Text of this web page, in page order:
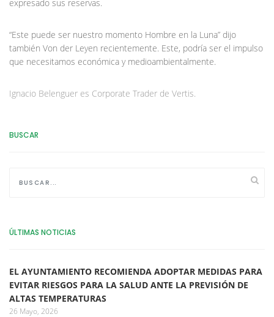
expresado sus reservas.
“Este puede ser nuestro momento Hombre en la Luna” dijo
también Von der Leyen recientemente. Este, podría ser el impulso
que necesitamos económica y medioambientalmente.
Ignacio Belenguer es Corporate Trader de Vertis.
BUSCAR
ÚLTIMAS NOTICIAS
EL AYUNTAMIENTO RECOMIENDA ADOPTAR MEDIDAS PARA
EVITAR RIESGOS PARA LA SALUD ANTE LA PREVISIÓN DE
ALTAS TEMPERATURAS
26 Mayo, 2026